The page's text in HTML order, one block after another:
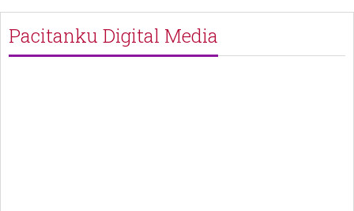
Pacitanku Digital Media